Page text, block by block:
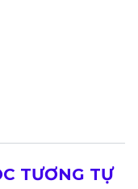
TƯƠNG TỰ